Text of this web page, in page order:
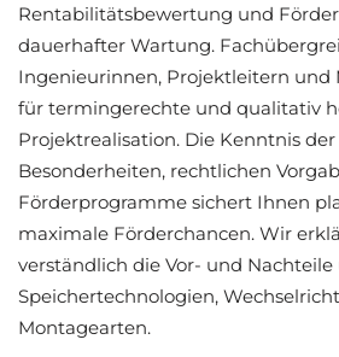
Rentabilitätsbewertung und
dauerhafter Wartung.
Ingenieurinnen, Projektleitern und
für termingerechte und qualitativ
Projektrealisation. Die Kenntnis
Besonderheiten, rechtlichen
Förderprogramme sichert Ihnen
maximale Förderchancen. Wir
verständlich die Vor- und
Speichertechnologien,
Montagearten.